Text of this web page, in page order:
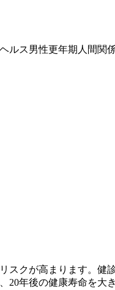
ルス男性更年期 人間関
スクが高まります。健
年後の健康寿命を大